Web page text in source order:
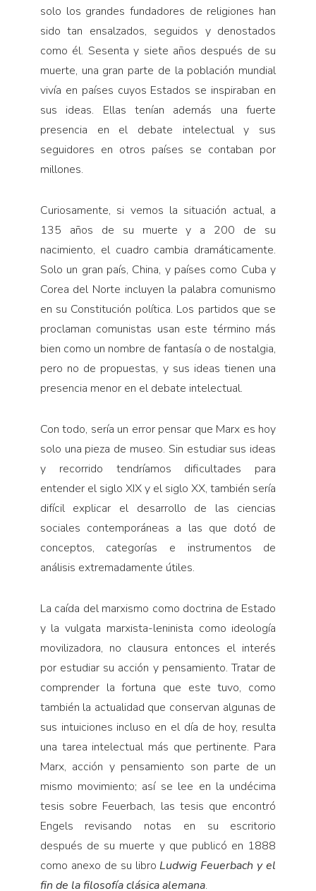
Voces y lecturas
solo los grandes fundadores de religiones han
sido tan ensalzados, seguidos y denostados
como él. Sesenta y siete años después de su
muerte, una gran parte de la población mundial
vivía en países cuyos Estados se inspiraban en
sus ideas. Ellas tenían además una fuerte
presencia en el debate intelectual y sus
seguidores en otros países se contaban por
millones.
Curiosamente, si vemos la situación actual, a
135 años de su muerte y a 200 de su
nacimiento, el cuadro cambia dramáticamente.
Solo un gran país, China, y países como Cuba y
Corea del Norte incluyen la palabra comunismo
en su Constitución política. Los partidos que se
proclaman comunistas usan este término más
bien como un nombre de fantasía o de nostalgia,
pero no de propuestas, y sus ideas tienen una
presencia menor en el debate intelectual.
Con todo, sería un error pensar que Marx es hoy
solo una pieza de museo. Sin estudiar sus ideas
y recorrido tendríamos dificultades para
entender el siglo XIX y el siglo XX, también sería
difícil explicar el desarrollo de las ciencias
sociales contemporáneas a las que dotó de
conceptos, categorías e instrumentos de
análisis extremadamente útiles.
La caída del marxismo como doctrina de Estado
y la vulgata marxista-leninista como ideología
movilizadora, no clausura entonces el interés
por estudiar su acción y pensamiento. Tratar de
comprender la fortuna que este tuvo, como
también la actualidad que conservan algunas de
sus intuiciones incluso en el día de hoy, resulta
una tarea intelectual más que pertinente. Para
Marx, acción y pensamiento son parte de un
mismo movimiento; así se lee en la undécima
tesis sobre Feuerbach, las tesis que encontró
Engels revisando notas en su escritorio
después de su muerte y que publicó en 1888
como anexo de su libro Ludwig Feuerbach y el
fin de la filosofía clásica alemana.